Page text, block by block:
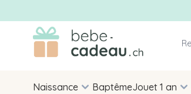
Allez au contenu
Naissance BaptêmeJouet 1 an